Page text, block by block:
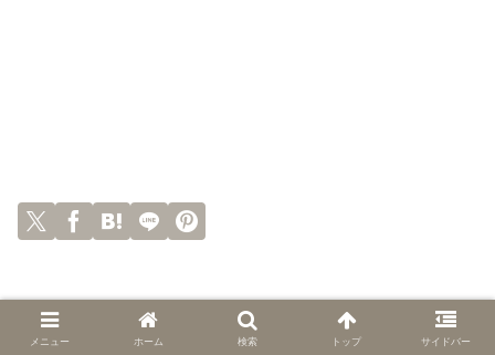
メニュー ホーム 検索 トップ サイドバー